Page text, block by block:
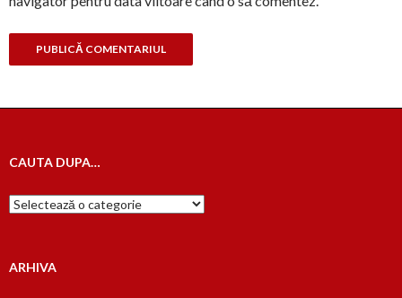
CAUTA DUPA…
Cauta
dupa…
ARHIVA